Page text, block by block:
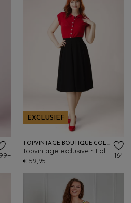
EXCLUSIEF
TOPVINTAGE BOUTIQUE COLLECTION
€ 59,95
164